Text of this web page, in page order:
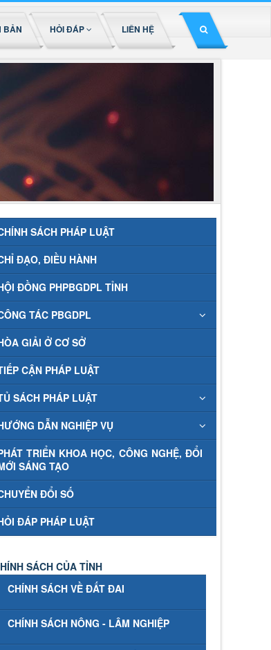
BẢN HỎI ĐÁP LIÊN HỆ
SÁCH PHÁP LUẬT
ĐẠO, ĐIỀU HÀNH
ĐỒNG PHPBGDPL TỈNH
TÁC PBGDPL
GIẢI Ở CƠ SỞ
CẬN PHÁP LUẬT
SÁCH PHÁP LUẬT
DẪN NGHIỆP VỤ
TRIỂN KHOA HỌC, CÔNG NGHỆ, ĐỔI
SÁNG TẠO
ĐỔI SỐ
ĐÁP PHÁP LUẬT
SÁCH CỦA TỈNH
CHÍNH SÁCH VỀ ĐẤT ĐAI
CHÍNH SÁCH NÔNG - LÂM NGHIỆP